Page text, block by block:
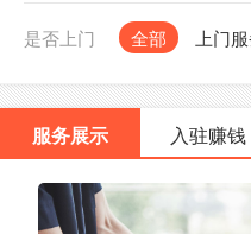
是否上门 全部 上门
服务展示 入驻赚钱